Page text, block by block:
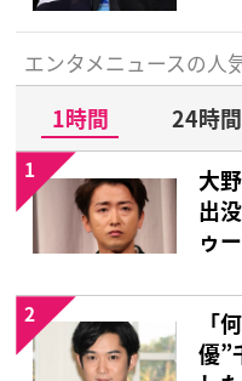
エンタメニュースの人
1時間 24時間
大
出
ゥ
1
「
優”
2